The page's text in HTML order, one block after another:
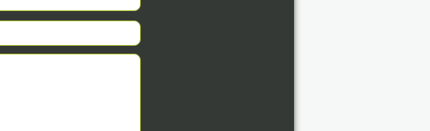
1876. 08. 07.
128éve